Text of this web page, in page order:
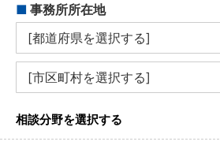
■ 事務所所在地
相談分野を選択する